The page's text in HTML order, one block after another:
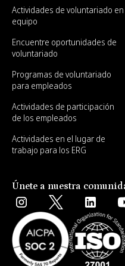
Actividades de voluntariado en
equipo
Encuentre oportunidades de
voluntariado
Programas de voluntariado
para empleados
Actividades de participación
de los empleados
Actividades en el lugar de
trabajo para los ERG
Únete a nuestra